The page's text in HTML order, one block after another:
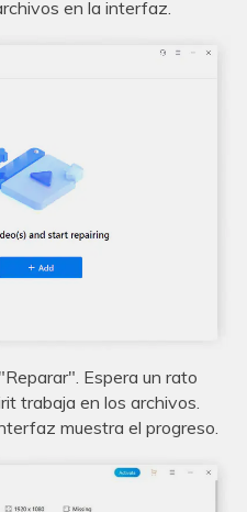
en la interfaz.
Espera un rato
trabaja en los archivos.
muestra el progreso.